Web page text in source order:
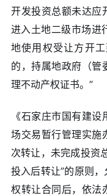
开发投资总额未达应
进入土地二级市场进
地使用权受让方开
的，持属地政府（管
理不动产权证书。”
《石家庄市国有建
场交易暂行管理实施
次转让，未完成投资
投入后转让”的原则
权转让合同后，依法